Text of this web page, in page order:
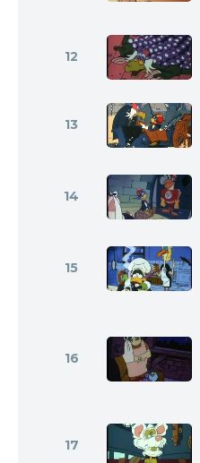
12
13
14
15
16
17